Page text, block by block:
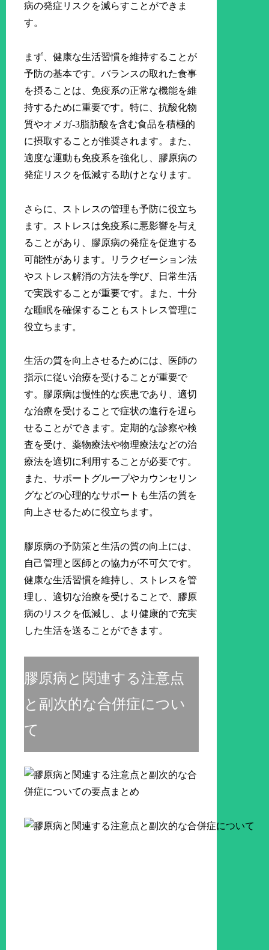
病の発症リスクを減らすことができま
す。
まず、健康な生活習慣を維持することが
予防の基本です。バランスの取れた食事
を摂ることは、免疫系の正常な機能を維
持するために重要です。特に、抗酸化物
質やオメガ-3脂肪酸を含む食品を積極的
に摂取することが推奨されます。また、
適度な運動も免疫系を強化し、膠原病の
発症リスクを低減する助けとなります。
さらに、ストレスの管理も予防に役立ち
ます。ストレスは免疫系に悪影響を与え
ることがあり、膠原病の発症を促進する
可能性があります。リラクゼーション法
やストレス解消の方法を学び、日常生活
で実践することが重要です。また、十分
な睡眠を確保することもストレス管理に
役立ちます。
生活の質を向上させるためには、医師の
指示に従い治療を受けることが重要で
す。膠原病は慢性的な疾患であり、適切
な治療を受けることで症状の進行を遅ら
せることができます。定期的な診察や検
査を受け、薬物療法や物理療法などの治
療法を適切に利用することが必要です。
また、サポートグループやカウンセリン
グなどの心理的なサポートも生活の質を
向上させるために役立ちます。
膠原病の予防策と生活の質の向上には、
自己管理と医師との協力が不可欠です。
健康な生活習慣を維持し、ストレスを管
理し、適切な治療を受けることで、膠原
病のリスクを低減し、より健康的で充実
した生活を送ることができます。
膠原病と関連する注意点
と副次的な合併症につい
て